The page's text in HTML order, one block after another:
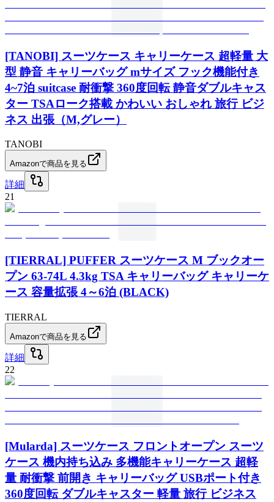
[TANOBI] スーツケース キャリーケース 超軽量 大
型 静音 キャリーバッグ mサイズ フック機能付き
4~7泊 suitcase 耐衝撃 360度回転 静音ダブルキャス
ター TSAローク搭載 かわいい おしゃれ 旅行 ビジ
ネス 出張（M,グレー）
TANOBI
Amazonで商品を見る
詳細
21
[TIERRAL] PUFFER スーツケース M ブックオー
プン 63-74L 4.3kg TSA キャリーバッグ キャリーケ
ース 容量拡張 4～6泊 (BLACK)
TIERRAL
Amazonで商品を見る
詳細
22
[Mularda] スーツケース フロントオープン スーツ
ケース 機内持ち込み 多機能キャリーケース 超軽
量 耐衝撃 前開き キャリーバッグ USBポート付き
360度回転 ダブルキャスター 軽量 旅行 ビジネス